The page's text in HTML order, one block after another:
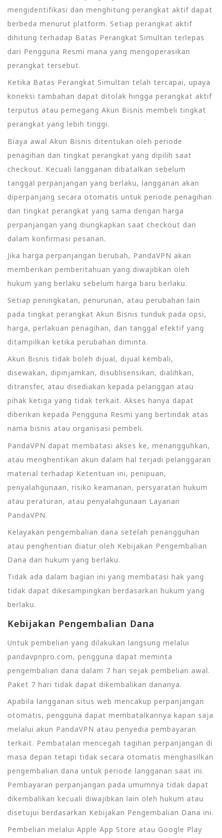
mengidentifikasi dan menghitung perangkat aktif dapat
berbeda menurut platform. Setiap perangkat aktif
dihitung terhadap Batas Perangkat Simultan terlepas
dari Pengguna Resmi mana yang mengoperasikan
perangkat tersebut.
Ketika Batas Perangkat Simultan telah tercapai, upaya
koneksi tambahan dapat ditolak hingga perangkat aktif
terputus atau pemegang Akun Bisnis membeli tingkat
perangkat yang lebih tinggi.
Biaya awal Akun Bisnis ditentukan oleh periode
penagihan dan tingkat perangkat yang dipilih saat
checkout. Kecuali langganan dibatalkan sebelum
tanggal perpanjangan yang berlaku, langganan akan
diperpanjang secara otomatis untuk periode penagihan
dan tingkat perangkat yang sama dengan harga
perpanjangan yang diungkapkan saat checkout dan
dalam konfirmasi pesanan.
Jika harga perpanjangan berubah, PandaVPN akan
memberikan pemberitahuan yang diwajibkan oleh
hukum yang berlaku sebelum harga baru berlaku.
Setiap peningkatan, penurunan, atau perubahan lain
pada tingkat perangkat Akun Bisnis tunduk pada opsi,
harga, perlakuan penagihan, dan tanggal efektif yang
ditampilkan ketika perubahan diminta.
Akun Bisnis tidak boleh dijual, dijual kembali,
disewakan, dipinjamkan, disublisensikan, dialihkan,
ditransfer, atau disediakan kepada pelanggan atau
pihak ketiga yang tidak terkait. Akses hanya dapat
diberikan kepada Pengguna Resmi yang bertindak atas
nama bisnis atau organisasi pembeli.
PandaVPN dapat membatasi akses ke, menangguhkan,
atau menghentikan akun dalam hal terjadi pelanggaran
material terhadap Ketentuan ini, penipuan,
penyalahgunaan, risiko keamanan, persyaratan hukum
atau peraturan, atau penyalahgunaan Layanan
PandaVPN.
Kelayakan pengembalian dana setelah penangguhan
atau penghentian diatur oleh Kebijakan Pengembalian
Dana dan hukum yang berlaku.
Tidak ada dalam bagian ini yang membatasi hak yang
tidak dapat dikesampingkan berdasarkan hukum yang
berlaku.
Kebijakan Pengembalian Dana
Untuk pembelian yang dilakukan langsung melalui
pandavpnpro.com, pengguna dapat meminta
pengembalian dana dalam 7 hari sejak pembelian awal.
Paket 7 hari tidak dapat dikembalikan dananya.
Apabila langganan situs web mencakup perpanjangan
otomatis, pengguna dapat membatalkannya kapan saja
melalui akun PandaVPN atau penyedia pembayaran
terkait. Pembatalan mencegah tagihan perpanjangan di
masa depan tetapi tidak secara otomatis menghasilkan
pengembalian dana untuk periode langganan saat ini.
Pembayaran perpanjangan pada umumnya tidak dapat
dikembalikan kecuali diwajibkan lain oleh hukum atau
disetujui berdasarkan Kebijakan Pengembalian Dana ini.
Pembelian melalui Apple App Store atau Google Play